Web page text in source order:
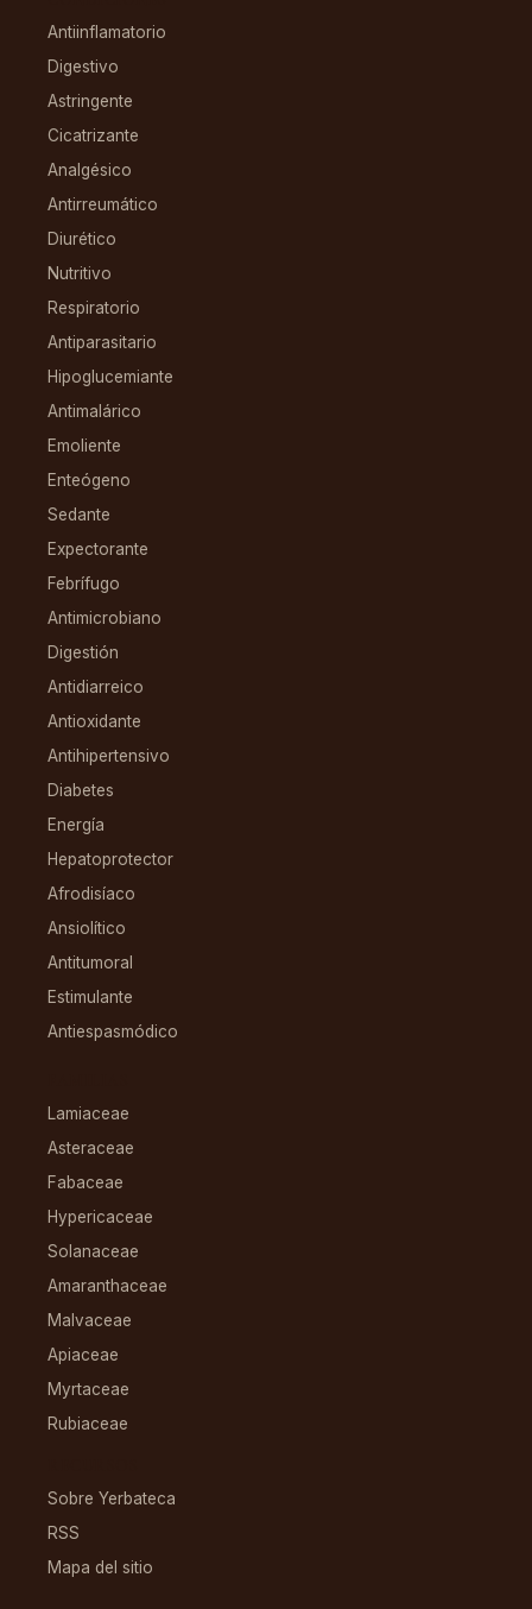
Antiinflamatorio
Digestivo
Astringente
Cicatrizante
Analgésico
Antirreumático
Diurético
Nutritivo
Respiratorio
Antiparasitario
Hipoglucemiante
Antimalárico
Emoliente
Enteógeno
Sedante
Expectorante
Febrífugo
Antimicrobiano
Digestión
Antidiarreico
Antioxidante
Antihipertensivo
Diabetes
Energía
Hepatoprotector
Afrodisíaco
Ansiolítico
Antitumoral
Estimulante
Antiespasmódico
Lamiaceae
Asteraceae
Fabaceae
Hypericaceae
Solanaceae
Amaranthaceae
Malvaceae
Apiaceae
Myrtaceae
Rubiaceae
Sobre Yerbateca
RSS
Mapa del sitio